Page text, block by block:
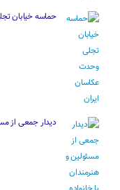
حماسه خیابان
دیدار جمعی از